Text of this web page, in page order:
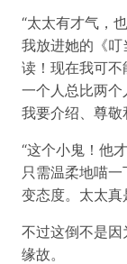
“太太有才气，
我放进她的《
读！现在我可不
一个人总比两
我要介绍、尊敬
“这个小鬼！他
只需温柔地喵
变态度。太太真
不过这倒不是因
缘故。